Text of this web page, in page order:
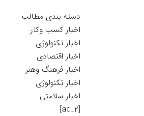
دسته بندی مطالب
اخبار کسب وکار
اخبار تکنولوژی
اخبار اقتصادی
اخبار فرهنگ وهنر
اخبار تکنولوژی
اخبار سلامتی
[ad_2]